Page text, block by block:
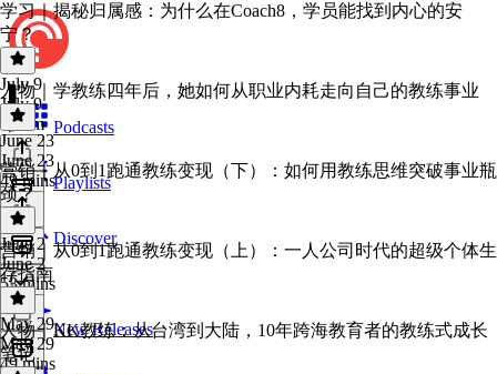
Podcasts
Playlists
Discover
New Releases
学习｜揭秘归属感：为什么在Coach8，学员能找到内心的安
宁？
July 9
July 9
1h 9m
人物｜学教练四年后，她如何从职业内耗走向自己的教练事业
June 23
June 23
49 mins
营销｜从0到1跑通教练变现（下）：如何用教练思维突破事业瓶
颈？
June 2
June 2
53 mins
营销｜从0到1跑通教练变现（上）：一人公司时代的超级个体生
存指南
May 29
May 29
49 mins
人物｜KK教练：从台湾到大陆，10年跨海教育者的教练式成长
笔记